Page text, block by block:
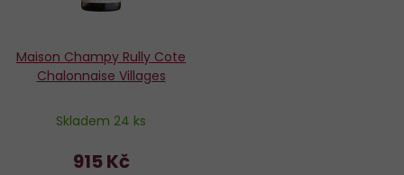
Maison Champy Rully Cote
Chalonnaise Villages
Skladem 24 ks
915 Kč